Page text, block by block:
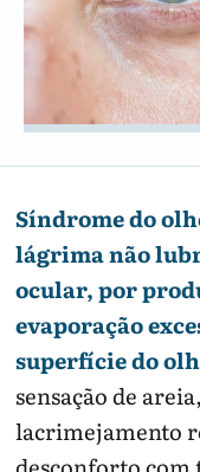
Síndrome do
lágrima não
ocular, por
evaporação
superfície do
sensação de
lacrimejamento